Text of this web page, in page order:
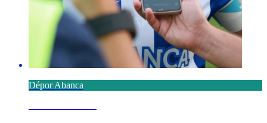
Dépor Abanca